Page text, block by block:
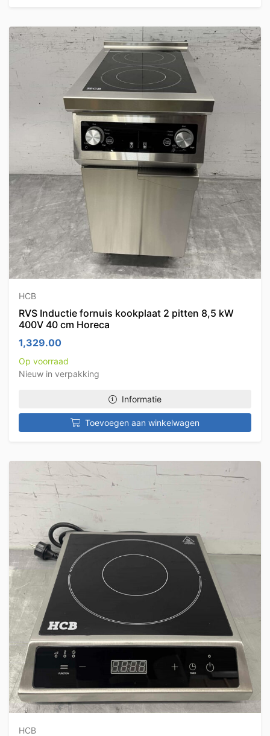
HCB
RVS Inductie fornuis kookplaat 2 pitten 8,5 kW
400V 40 cm Horeca
1,329.00
Op voorraad
Nieuw in verpakking
Informatie
Toevoegen aan winkelwagen
HCB